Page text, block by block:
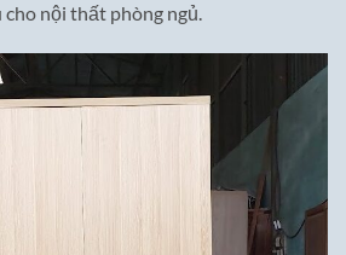
nội thất phòng ngủ.